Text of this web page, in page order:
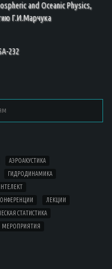
and Oceanic Physics,
Г.И.Марчука
232
АЭРОАКУСТИКА
ГИДРОДИНАМИКА
ЛЕКЦИИ
СТАТИСТИКА
МЕРОПРИЯТИЯ